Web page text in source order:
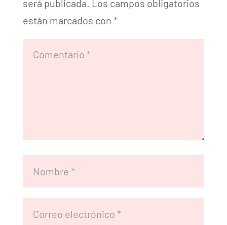
será publicada. Los campos obligatorios
están marcados con *